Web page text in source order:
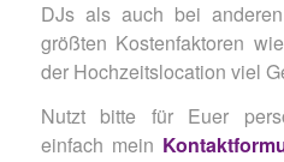
DJs als auch bei
größten Kostenfaktoren
der Hochzeitslocation viel
Nutzt bitte für Euer
einfach mein